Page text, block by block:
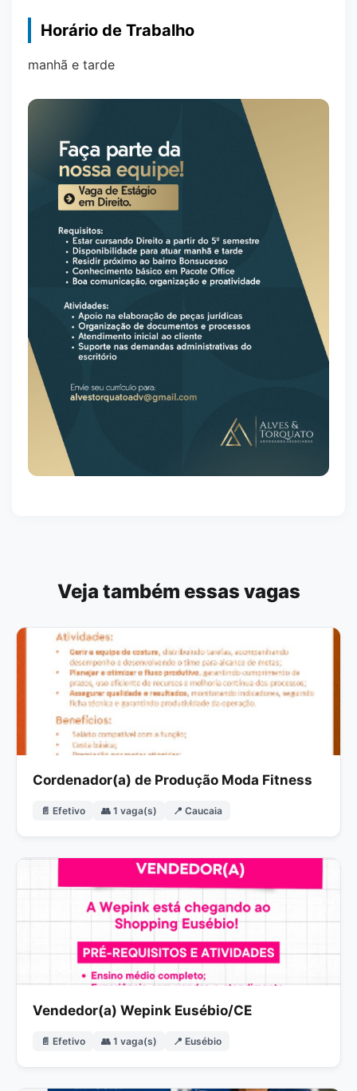
Horário de Trabalho
manhã e tarde
Veja também essas vagas
Cordenador(a) de Produção Moda Fitness
📄 Efetivo 👥 1 vaga(s) 📍 Caucaia
Vendedor(a) Wepink Eusébio/CE
📄 Efetivo 👥 1 vaga(s) 📍 Eusébio